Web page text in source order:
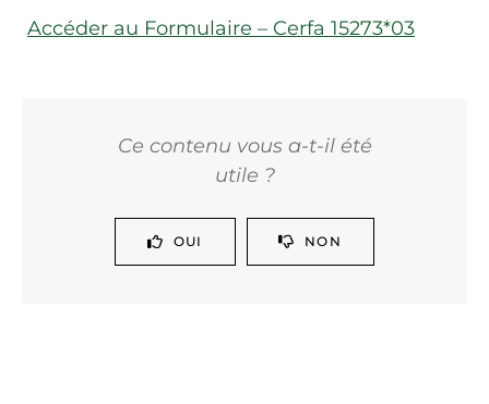
Accéder au Formulaire – Cerfa 15273*03
Ce contenu vous a-t-il été
utile ?
OUI NON